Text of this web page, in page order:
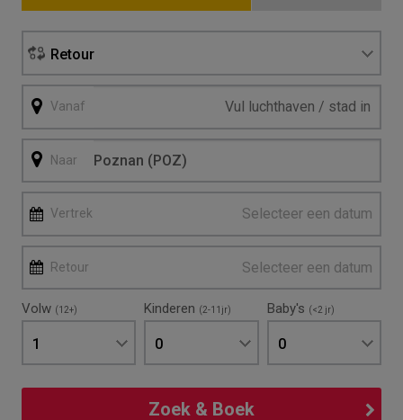
Retour
Vanaf
Naar
Vertrek Selecteer een datum
Retour Selecteer een datum
Volw (12+)
1
Kinderen (2-11jr)
0
Baby's (<2 jr)
0
Zoek & Boek